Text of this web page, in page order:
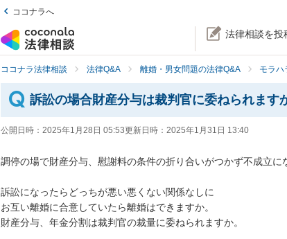
ココナラへ
法律相談を投
ココナラ法律相談 法律Q&A 離婚・男女問題の法律Q&A モラハ
訴訟の場合財産分与は裁判官に委ねられます
公開日時： 2025年1月28日 05:53更新日時： 2025年1月31日 13:40
調停の場で財産分与、慰謝料の条件の折り合いがつかず不成立に
訴訟になったらどっちが悪い悪くない関係なしに
お互い離婚に合意していたら離婚はできますか。
財産分与、年金分割は裁判官の裁量に委ねられますか。